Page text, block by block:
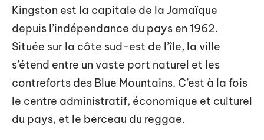
Kingston est la capitale de la Jamaïque
depuis l’indépendance du pays en 1962.
Située sur la côte sud-est de l’île, la ville
s’étend entre un vaste port naturel et les
contreforts des Blue Mountains. C’est à la fois
le centre administratif, économique et culturel
du pays, et le berceau du reggae.